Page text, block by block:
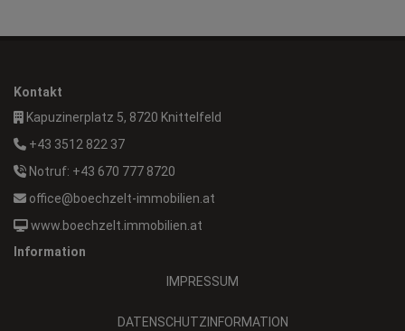
Kontakt
Kapuzinerplatz 5, 8720 Knittelfeld
+43 3512 822 37
Notruf: +43 670 777 8720
office@boechzelt-immobilien.at
www.boechzelt.immobilien.at
Information
IMPRESSUM
DATENSCHUTZINFORMATION